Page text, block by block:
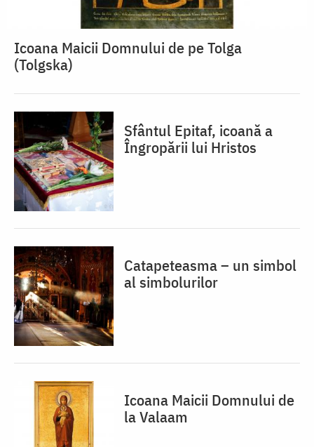
Icoana Maicii Domnului de pe Tolga
(Tolgska)
Sfântul Epitaf, icoană a
Îngropării lui Hristos
Catapeteasma – un simbol
al simbolurilor
Icoana Maicii Domnului de
la Valaam